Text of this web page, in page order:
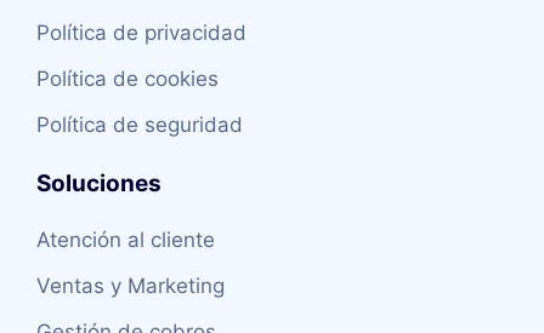
Política de privacidad
Política de cookies
Política de seguridad
Soluciones
Atención al cliente
Ventas y Marketing